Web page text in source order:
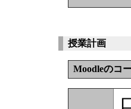
授業計画
Moodleのコ